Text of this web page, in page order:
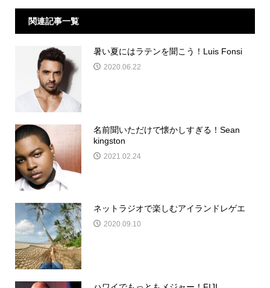
関連記事一覧
暑い夏にはラテンを聞こう！Luis Fonsi
2020.06.22
名前聞いただけで懐かしすぎる！Sean
kingston
2021.02.24
ネットラジオで楽しむアイランドレゲエ
2020.09.10